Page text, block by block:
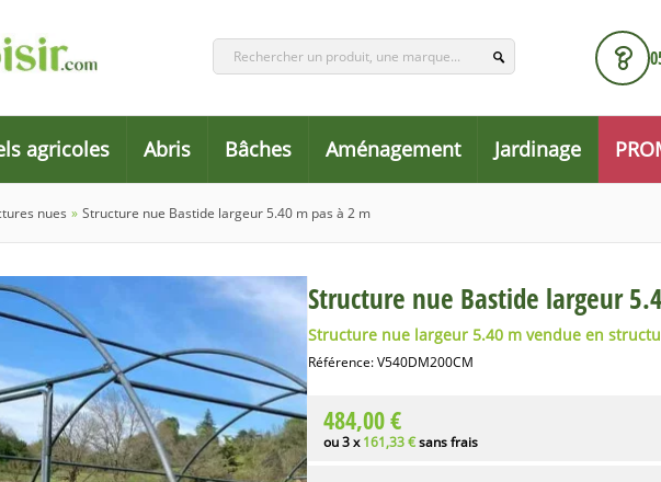
agricoles Abris Bâches Aménagement Jardinage
nues » Structure nue Bastide largeur 5.40 m pas à 2 m
Structure nue Bastide largeur
Structure nue largeur 5.40 m vendue en
Référence:V540DM200CM
484,00 €
ou 3 x161,33 €sans frais